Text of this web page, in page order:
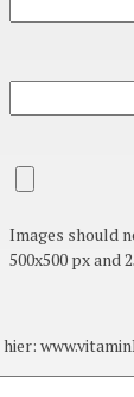
Images should
500x500 px and